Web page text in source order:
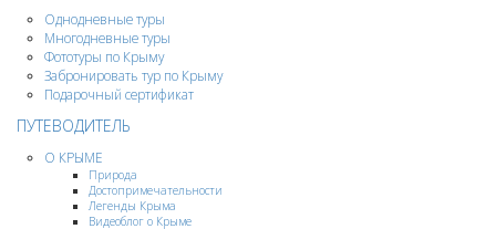
Однодневные туры
Многодневные туры
Фототуры по Крыму
Забронировать тур по Крыму
Подарочный сертификат
ПУТЕВОДИТЕЛЬ
О КРЫМЕ
Природа
Достопримечательности
Легенды Крыма
Видеоблог о Крыме